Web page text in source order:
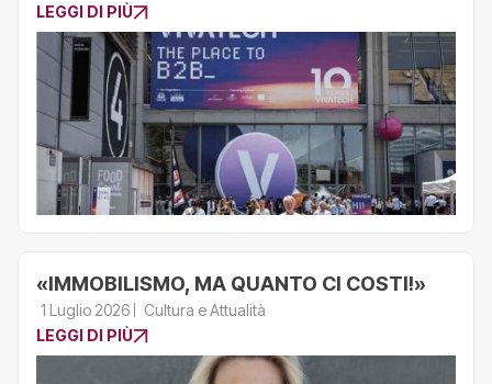
LEGGI DI PIÙ
«IMMOBILISMO, MA QUANTO CI COSTI!»
1 Luglio 2026
Cultura e Attualità
LEGGI DI PIÙ